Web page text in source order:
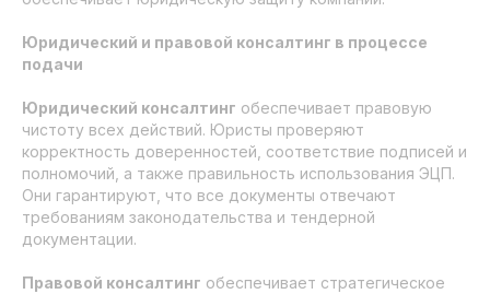
Юридический и правовой консалтинг в процессе
подачи
Юридический консалтинг обеспечивает правовую
чистоту всех действий. Юристы проверяют
корректность доверенностей, соответствие подписей и
полномочий, а также правильность использования ЭЦП.
Они гарантируют, что все документы отвечают
требованиям законодательства и тендерной
документации.
Правовой консалтинг обеспечивает стратегическое